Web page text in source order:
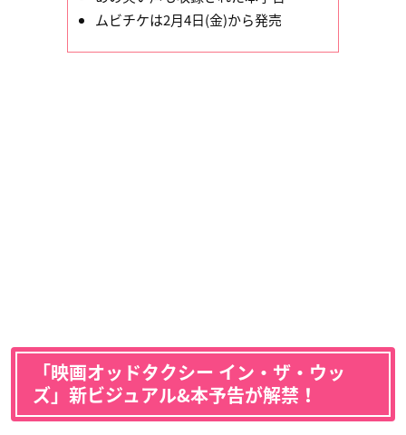
ムビチケは2月4日(金)から発売
「映画オッドタクシー イン・ザ・ウッ
ズ」新ビジュアル&本予告が解禁！